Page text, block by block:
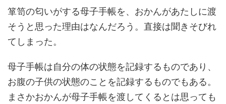
箪笥の匂いがする母子手帳を、おかんがあたしに渡
そうと思った理由はなんだろう。直接は聞きそびれ
てしまった。
母子手帳は自分の体の状態を記録するものであり、
お腹の子供の状態のことを記録するものでもある。
まさかおかんが母子手帳を渡してくるとは思っても